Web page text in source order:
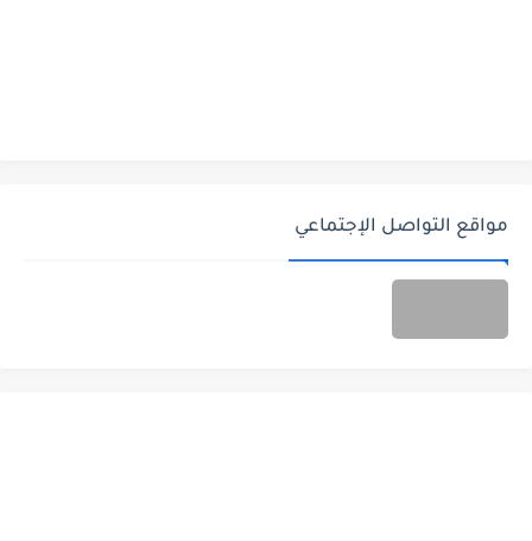
مواقع التواصل الإجتماعي